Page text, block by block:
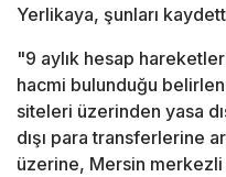
Yerlikaya, şunları
"9 aylık hesap
hacmi bulunduğu
siteleri üzerinden yasa
dışı para transferlerine
üzerine, Mersin